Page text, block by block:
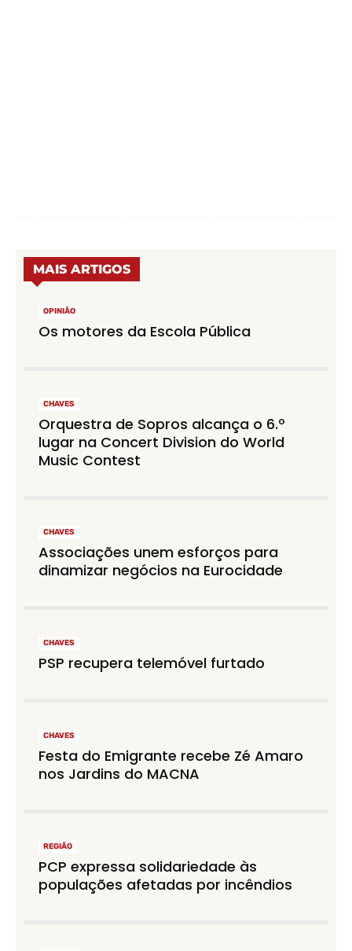
MAIS ARTIGOS
OPINIÃO
Os motores da Escola Pública
CHAVES
Orquestra de Sopros alcança o 6.º
lugar na Concert Division do World
Music Contest
CHAVES
Associações unem esforços para
dinamizar negócios na Eurocidade
CHAVES
PSP recupera telemóvel furtado
CHAVES
Festa do Emigrante recebe Zé Amaro
nos Jardins do MACNA
REGIÃO
PCP expressa solidariedade às
populações afetadas por incêndios